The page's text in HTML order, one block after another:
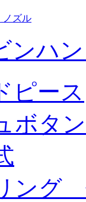
ノズル
ンハ
ピース
ボタン
ング